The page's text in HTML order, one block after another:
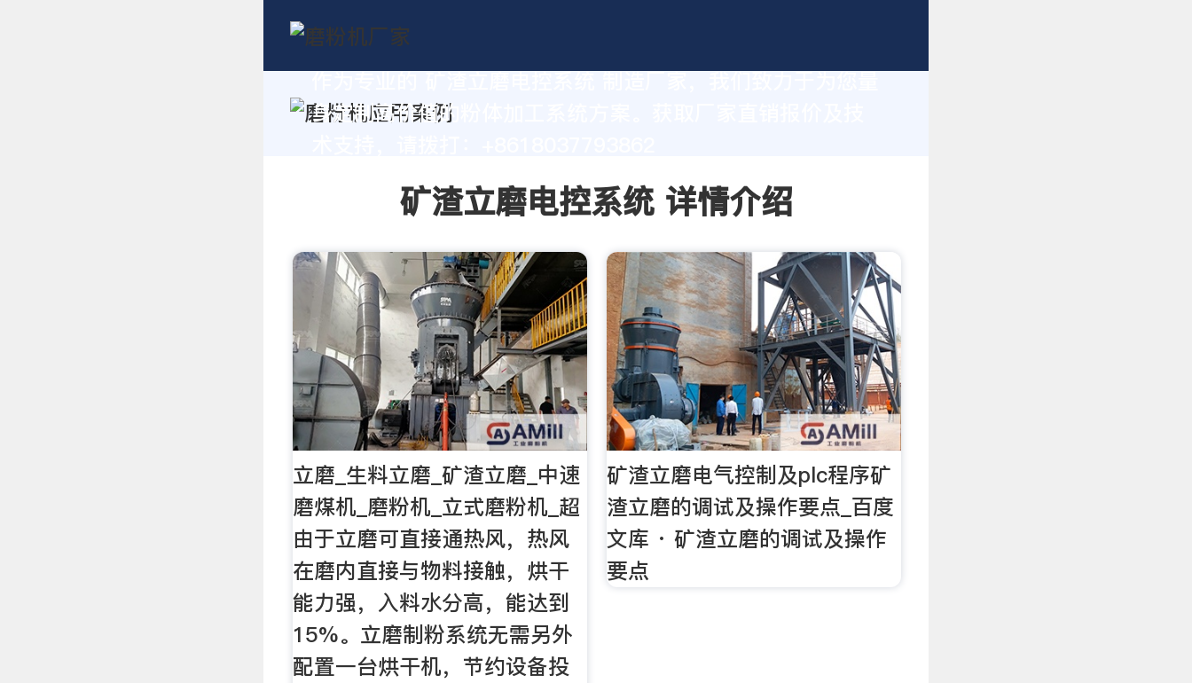
身定制高价值的粉体加工系统方案。获取厂家直销报价及技
矿渣立磨电控系统 详情介绍
立磨_生料立磨_矿渣立磨_中速
磨煤机_磨粉机_立式磨粉机_超
由于立磨可直接通热风，热风
在磨内直接与物料接触，烘干
能力强，入料水分高，能达到
15%。立磨制粉系统无需另外
配置一台烘干机，节约设备投
矿渣立磨电气控制及plc程序矿
渣立磨的调试及操作要点_百度
文库 · 矿渣立磨的调试及操作
要点